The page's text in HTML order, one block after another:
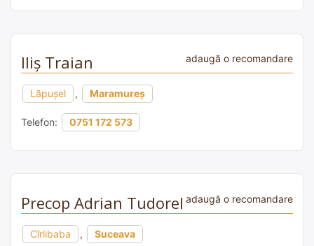
Iliș Traian adaugă o recomandare
Lăpușel , Maramureș
Telefon: 0751 172 573
Precop Adrian Tudorel adaugă o recomandare
Cîrlibaba , Suceava